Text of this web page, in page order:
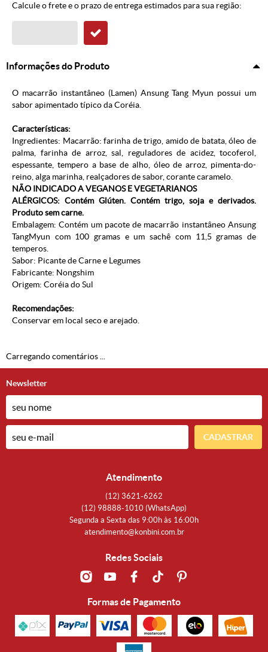
Calcule o frete e o prazo de entrega estimados para sua região:
Informações do Produto
O macarrão instantâneo (Lamen) Ansung Tang Myun possui um
sabor apimentado típico da Coréia.
Características:
Ingredientes: Macarrão: farinha de trigo, amido de batata, óleo de
palma, farinha de arroz, sal, reguladores de acidez, tocoferol,
espessante, tempero a base de alho, óleo de arroz, pimenta-do-
reino, alga marinha, realçadores de sabor, corante caramelo.
NÃO INDICADO A VEGANOS E VEGETARIANOS
ALÉRGICOS: Contém Glúten. Contém trigo, soja e derivados.
Produto sem carne.
Embalagem: Contém um pacote de macarrão instantâneo Ansung
TangMyun com 100 gramas e um sachê com 11,5 gramas de
temperos.
Sabor: Picante de Carne e Legumes
Fabricante: Nongshim
Origem: Coréia do Sul
Recomendações:
Conservar em local seco e arejado.
Carregando comentários ...
Newsletter
CADASTRAR
Atendimento
(12) 3621-6262
(12) 98888-1010 (WhatsApp)
Segunda a Sexta das 9:00h às 16:00h
atendimento@konbini.com.br
Redes Sociais
Formas de Pagamento